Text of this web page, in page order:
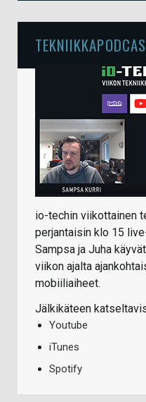
io-techin viikottainen
perjantaisin klo 15
Sampsa ja Juha
viikon ajalta
mobiiliaiheet.
Jälkikäteen
Youtube
iTunes
Spotify